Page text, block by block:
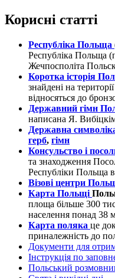
Корисні статті
Республіка Польща
Республіка Польща
Жечпосполіта
Коротка історія
знайдені на
відносяться до
Державний гімн
написана Я.
Державна
герб, гімн
Консульство і
та знаходження
Республіки Польща в
Візові центри
Карта Польщі
площа більше 300
населення понад 38
Карта поляка це
приналежність до
Документи для
Інструкція по
Польський